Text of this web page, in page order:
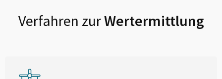
Verfahren zurWertermittlung